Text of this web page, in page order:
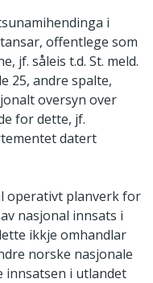
i
offentlege som
jf. såleis t.d. St. meld.
25, andre spalte,
oversyn over
for dette, jf.
datert
operativt planverk for
nasjonal innsats i
ikkje omhandlar
norske nasjonale
innsatsen i utlandet